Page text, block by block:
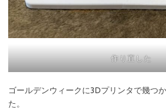
作り直した
ゴールデンウィークに3Dプリンタで幾つ
た。